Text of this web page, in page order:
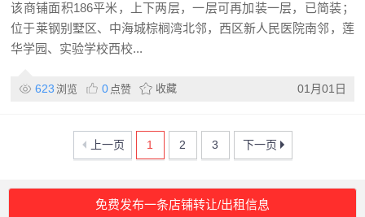
该商铺面积186平米，上下两层，一层可再加装一层，已简装；
位于莱钢别墅区、中海城棕榈湾北邻，西区新人民医院南邻，莲
华学园、实验学校西校...
623 浏览 0 点赞 收藏 01月01日
上一页 1 2 3 下一页
免费发布一条店铺转让/出租信息